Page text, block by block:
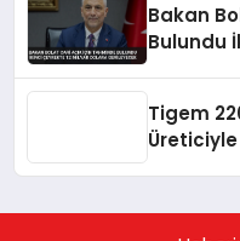
Bakan
Bulundu
Tigem